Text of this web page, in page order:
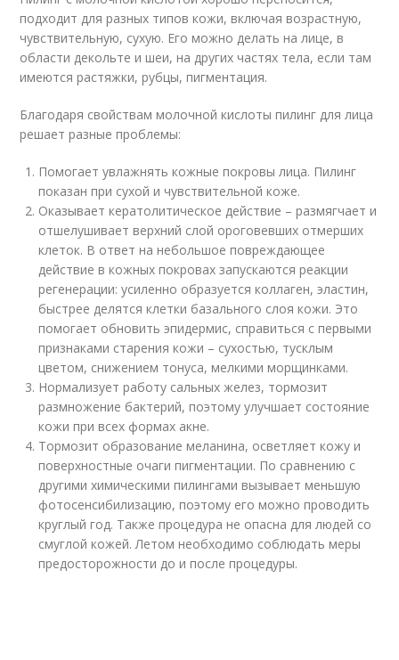
подходит для разных типов кожи, включая возрастную,
чувствительную, сухую. Его можно делать на лице, в
области декольте и шеи, на других частях тела, если там
имеются растяжки, рубцы, пигментация.
Благодаря свойствам молочной кислоты пилинг для лица
решает разные проблемы:
Помогает увлажнять кожные покровы лица. Пилинг
показан при сухой и чувствительной коже.
Оказывает кератолитическое действие – размягчает и
отшелушивает верхний слой ороговевших отмерших
клеток. В ответ на небольшое повреждающее
действие в кожных покровах запускаются реакции
регенерации: усиленно образуется коллаген, эластин,
быстрее делятся клетки базального слоя кожи. Это
помогает обновить эпидермис, справиться с первыми
признаками старения кожи – сухостью, тусклым
цветом, снижением тонуса, мелкими морщинками.
Нормализует работу сальных желез, тормозит
размножение бактерий, поэтому улучшает состояние
кожи при всех формах акне.
Тормозит образование меланина, осветляет кожу и
поверхностные очаги пигментации. По сравнению с
другими химическими пилингами вызывает меньшую
фотосенсибилизацию, поэтому его можно проводить
круглый год. Также процедура не опасна для людей со
смуглой кожей. Летом необходимо соблюдать меры
предосторожности до и после процедуры.